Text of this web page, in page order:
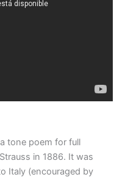
tone poem for full
in 1886. It was
Italy (encouraged by